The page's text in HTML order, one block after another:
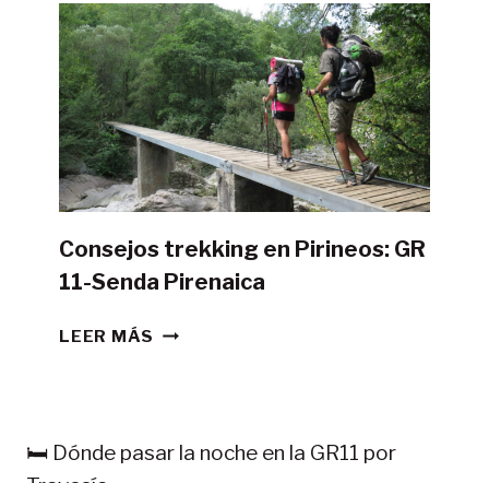
LA
GR11
CON
TIENDA
DE
CAMPAÑA?
Consejos trekking en Pirineos: GR
11-Senda Pirenaica
LEER MÁS CONSEJOS
11-
🛏️ Dónde pasar la noche en la GR11 por